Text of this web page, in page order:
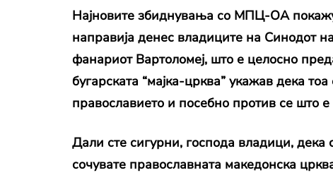
Најновите збиднувања со МПЦ-ОА
направија денес владиците на Синодот
фанариот Вартоломеј, што е целосно
бугарската “мајка-црква” укажав дека
православието и посебно против се што
Дали сте сигурни, господа владици, дека
сочувате православната македонска